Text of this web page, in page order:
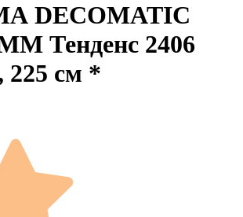
DECOMATIC
Тенденс 2406
225 см *